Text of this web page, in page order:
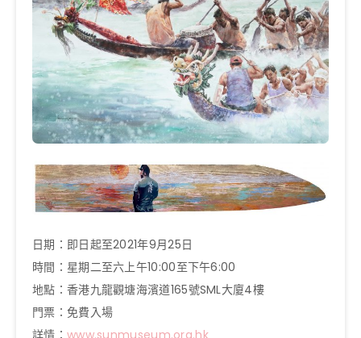
日期：即日起至2021年9月25日
時間：星期二至六上午10:00至下午6:00
地點：香港九龍觀塘海濱道165號SML大廈4樓
門票：免費入場